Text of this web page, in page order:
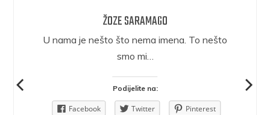
ŽOZE SARAMAGO
U nama je nešto što nema imena. To nešto
smo mi…
Podijelite na:
Facebook Twitter
Pinterest